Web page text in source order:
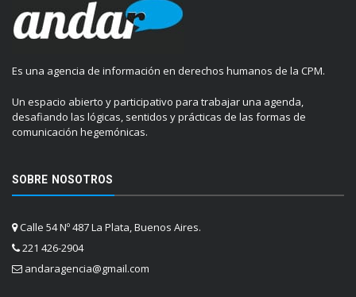
Es una agencia de información en derechos humanos de la CPM.
Un espacio abierto y participativo para trabajar una agenda,
desafiando las lógicas, sentidos y prácticas de las formas de
comunicación hegemónicas.
SOBRE NOSOTROS
Calle 54 Nº 487 La Plata, Buenos Aires.
221 426-2904
andaragencia@gmail.com